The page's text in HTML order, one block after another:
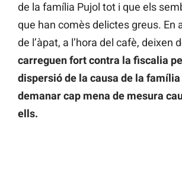
de la família Pujol tot i que els
que han comès delictes greus. En
de l’àpat, a l’hora del cafè, deixen
carreguen fort contra la fiscalia
dispersió de la causa de la
demanar cap mena de mesura
ells.